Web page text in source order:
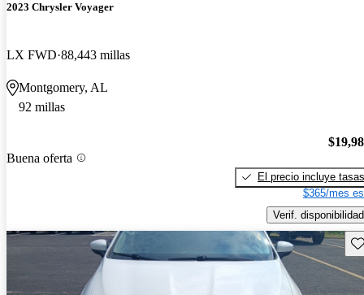
2023 Chrysler Voyager
LX FWD 88,443 millas
Montgomery, AL
92 millas
Buena oferta
El precio incluye tasas
$365/mes
Verif. disponibilidad